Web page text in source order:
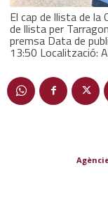
El cap de llista de la
de llista per
premsa Data de
13:50 Localització: